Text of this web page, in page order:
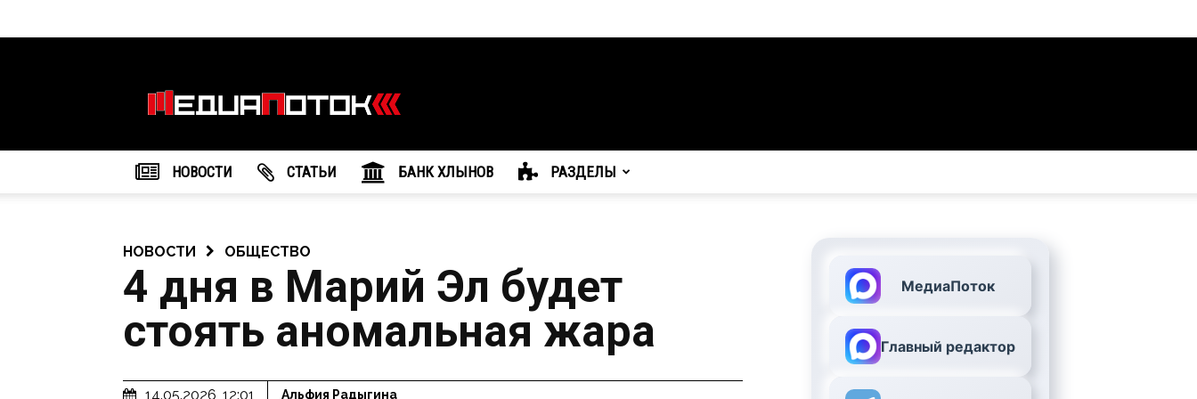
агентство
"МедиаПоток"
НОВОСТИ CТАТЬИ БАНК ХЛЫНОВ РАЗДЕЛЫ
НОВОСТИ ОБЩЕСТВО
4 дня в Марий Эл будет
стоять аномальная жара
14.05.2026, 12:01 Альфия Радыгина
МедиаПоток
Главный редактор